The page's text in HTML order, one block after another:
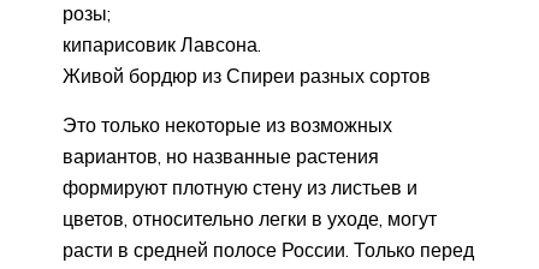
розы;
кипарисовик Лавсона.
Живой бордюр из Спиреи разных сортов
Это только некоторые из возможных
вариантов, но названные растения
формируют плотную стену из листьев и
цветов, относительно легки в уходе, могут
расти в средней полосе России. Только перед